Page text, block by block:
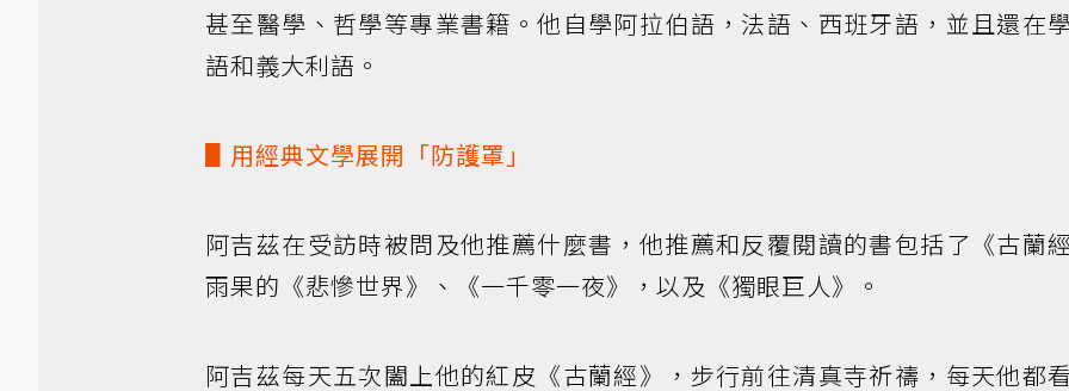
甚至醫學、哲學等專業書籍。他自學阿拉伯語，法語、西班牙語，並且還在
語和義大利語。
▋用經典文學展開「防護罩」
阿吉茲在受訪時被問及他推薦什麼書，他推薦和反覆閱讀的書包括了《古蘭
雨果的《悲慘世界》、《一千零一夜》，以及《獨眼巨人》。
阿吉茲每天五次闔上他的紅皮《古蘭經》，步行前往清真寺祈禱，每天他都